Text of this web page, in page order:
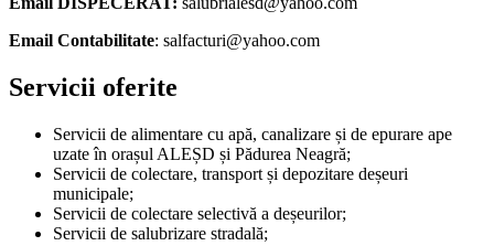
Email Contabilitate: salfacturi@yahoo.com
Servicii oferite
Servicii de alimentare cu apă, canalizare și de epurare ape
uzate în orașul ALEȘD și Pădurea Neagră;
Servicii de colectare, transport și depozitare deșeuri
municipale;
Servicii de colectare selectivă a deșeurilor;
Servicii de salubrizare stradală;